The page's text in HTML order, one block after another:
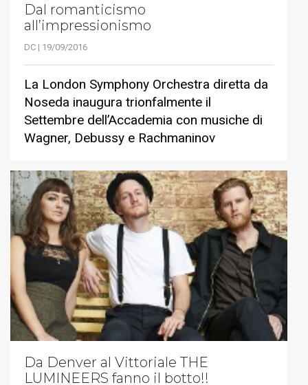
Dal romanticismo
all’impressionismo
DC | 19/09/2016
La London Symphony Orchestra diretta da
Noseda inaugura trionfalmente il
Settembre dell’Accademia con musiche di
Wagner, Debussy e Rachmaninov
Da Denver al Vittoriale THE
LUMINEERS fanno il botto!!